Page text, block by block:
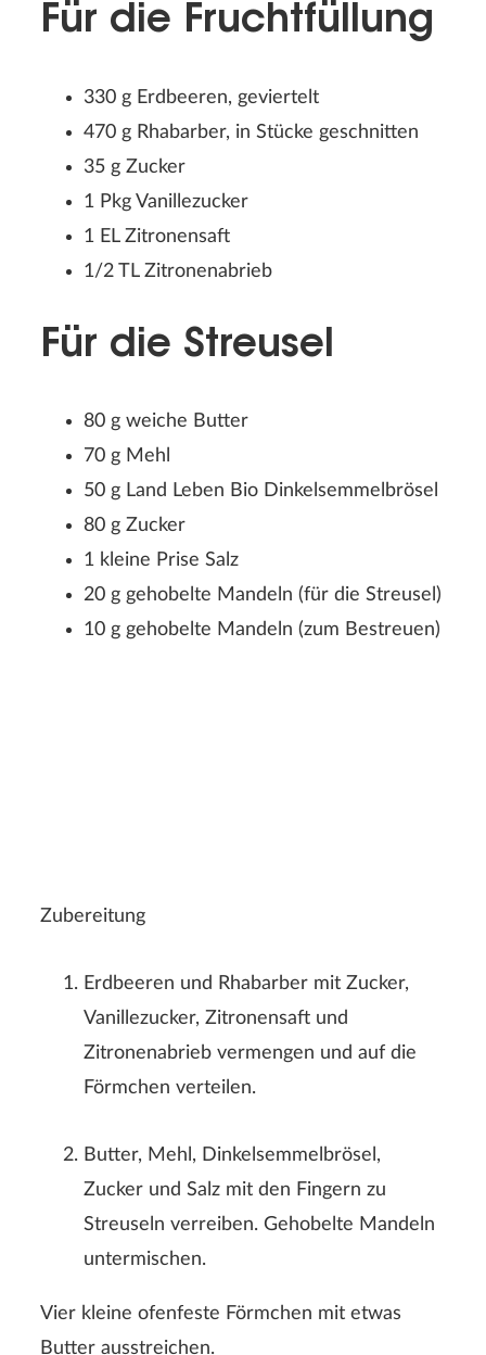
Für die Fruchtfüllung
330 g Erdbeeren, geviertelt
470 g Rhabarber, in Stücke geschnitten
35 g Zucker
1 Pkg Vanillezucker
1 EL Zitronensaft
1/2 TL Zitronenabrieb
Für die Streusel
80 g weiche Butter
70 g Mehl
50 g Land Leben Bio Dinkelsemmelbrösel
80 g Zucker
1 kleine Prise Salz
20 g gehobelte Mandeln (für die Streusel)
10 g gehobelte Mandeln (zum Bestreuen)
Zubereitung
Erdbeeren und Rhabarber mit Zucker,
Vanillezucker, Zitronensaft und
Zitronenabrieb vermengen und auf die
Förmchen verteilen.
Butter, Mehl, Dinkelsemmelbrösel,
Zucker und Salz mit den Fingern zu
Streuseln verreiben. Gehobelte Mandeln
untermischen.
Vier kleine ofenfeste Förmchen mit etwas
Butter ausstreichen.
Rezeptbewertung
Der Nachname wird auf der Webseite nicht angezeigt!